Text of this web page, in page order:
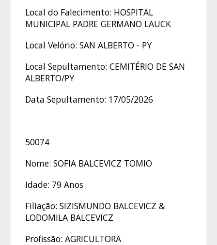
Local do Falecimento: HOSPITAL
MUNICIPAL PADRE GERMANO LAUCK
Local Velório: SAN ALBERTO - PY
Local Sepultamento: CEMITÉRIO DE SAN
ALBERTO/PY
Data Sepultamento: 17/05/2026
50074
Nome: SOFIA BALCEVICZ TOMIO
Idade: 79 Anos
Filiação: SIZISMUNDO BALCEVICZ &
LODOMILA BALCEVICZ
Profissão: AGRICULTORA